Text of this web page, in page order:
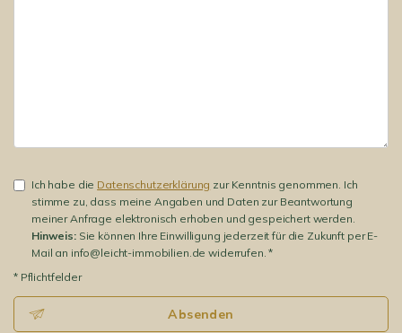
Ich habe die Datenschutzerklärung zur Kenntnis genommen. Ich
stimme zu, dass meine Angaben und Daten zur Beantwortung
meiner Anfrage elektronisch erhoben und gespeichert werden.
Hinweis:Sie können Ihre Einwilligung jederzeit für die Zukunft per E-
Mail an info@leicht-immobilien.de widerrufen. *
* Pflichtfelder
Absenden